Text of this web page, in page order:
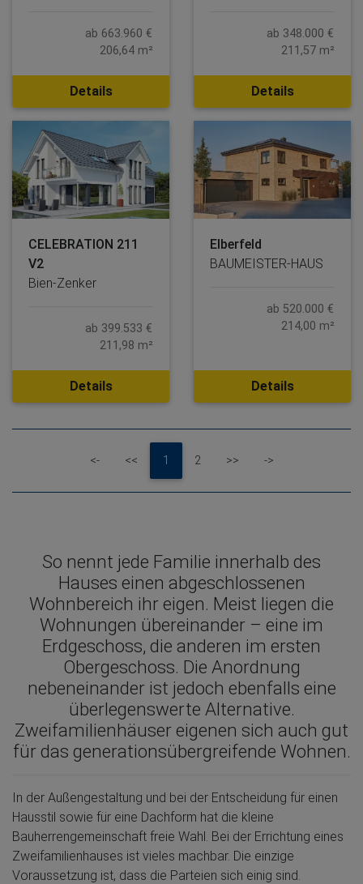
ab 663.960 €
206,64 m²
Details
ab 348.000 €
211,57 m²
Details
CELEBRATION 211
V2
Bien-Zenker
ab 399.533 €
211,98 m²
Details
Elberfeld
BAUMEISTER-HAUS
ab 520.000 €
214,00 m²
Details
<-First <<Previous
1 2 >>Next ->Last
So nennt jede Familie innerhalb des
Hauses einen abgeschlossenen
Wohnbereich ihr eigen. Meist liegen die
Wohnungen übereinander – eine im
Erdgeschoss, die anderen im ersten
Obergeschoss. Die Anordnung
nebeneinander ist jedoch ebenfalls eine
überlegenswerte Alternative.
Zweifamilienhäuser eigenen sich auch gut
für das generationsübergreifende Wohnen.
In der Außengestaltung und bei der Entscheidung für einen
Hausstil sowie für eine Dachform hat die kleine
Bauherrengemeinschaft freie Wahl. Bei der Errichtung eines
Zweifamilienhauses ist vieles machbar. Die einzige
Voraussetzung ist, dass die Parteien sich einig sind.